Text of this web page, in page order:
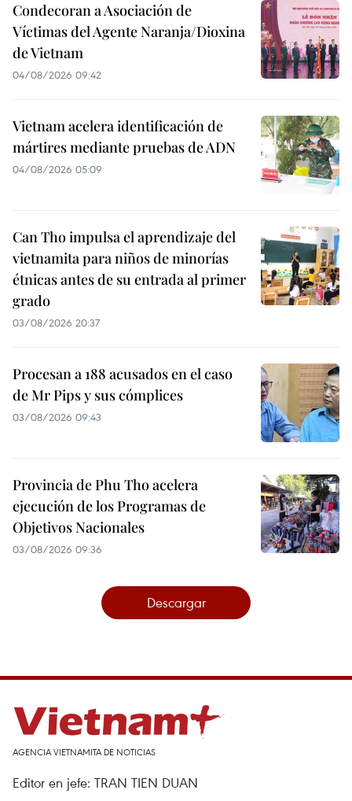
Condecoran a Asociación de
Víctimas del Agente Naranja/Dioxina
de Vietnam
04/08/2026 09:42
Vietnam acelera identificación de
mártires mediante pruebas de ADN
04/08/2026 05:09
Can Tho impulsa el aprendizaje del
vietnamita para niños de minorías
étnicas antes de su entrada al primer
grado
03/08/2026 20:37
Procesan a 188 acusados en el caso
de Mr Pips y sus cómplices
03/08/2026 09:43
Provincia de Phu Tho acelera
ejecución de los Programas de
Objetivos Nacionales
03/08/2026 09:36
Descargar
AGENCIA VIETNAMITA DE NOTICIAS
Editor en jefe: TRAN TIEN DUAN